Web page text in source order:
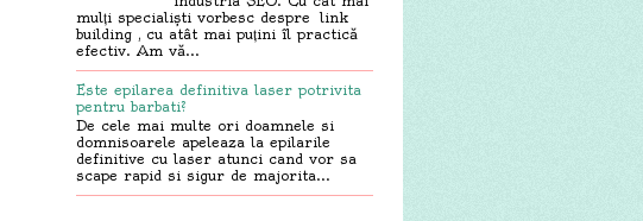
mulți specialiști vorbesc despre link
building , cu atât mai puțini îl practică
efectiv. Am vă...
Este epilarea definitiva laser potrivita
pentru barbati?
De cele mai multe ori doamnele si
domnisoarele apeleaza la epilarile
definitive cu laser atunci cand vor sa
scape rapid si sigur de majorita...